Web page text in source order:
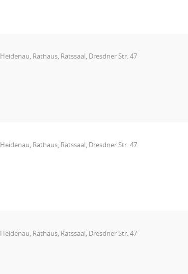
Heidenau, Rathaus, Ratssaal, Dresdner Str. 47
Heidenau, Rathaus, Ratssaal, Dresdner Str. 47
Heidenau, Rathaus, Ratssaal, Dresdner Str. 47